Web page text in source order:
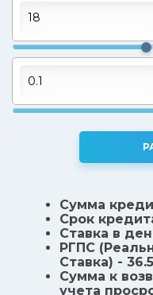
Сумма
Срок
Ставка в
РГПС
Ставка) -
Сумма к
учета